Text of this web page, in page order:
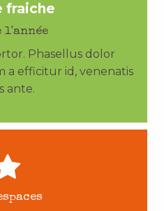
fraiche
l'année
Phasellus dolor
a efficitur id, venenatis
ante.